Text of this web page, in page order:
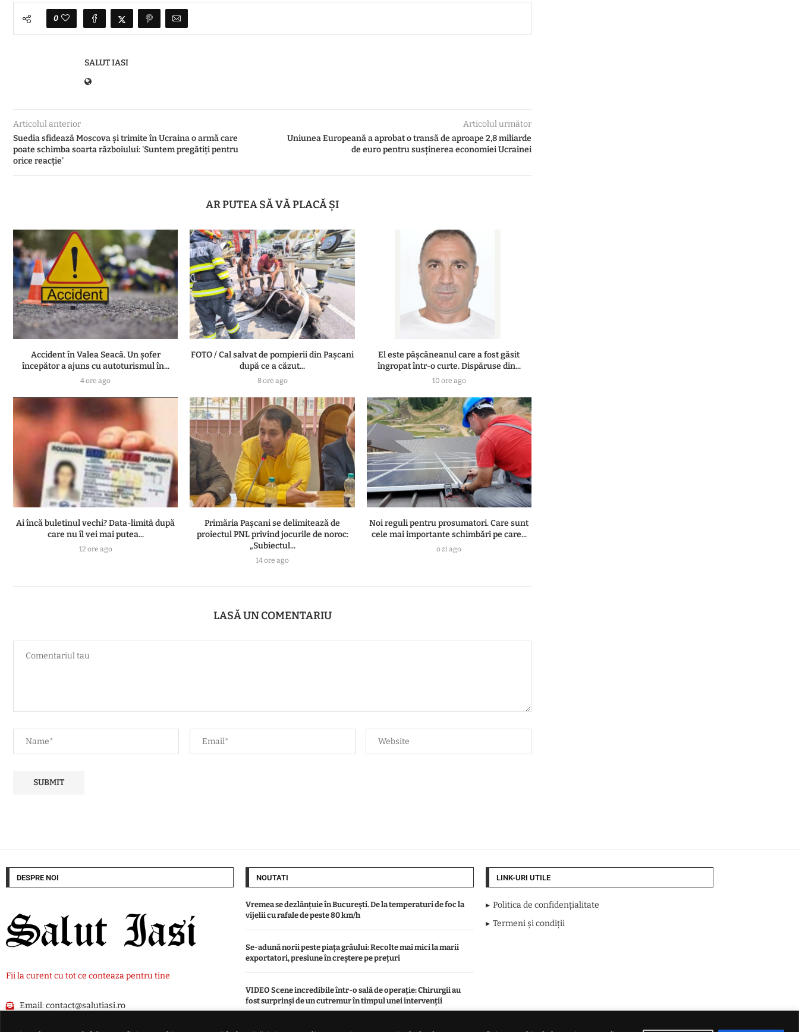
0
SALUT IASI
Articolul anterior
Suedia sfidează Moscova și trimite în Ucraina o armă care
poate schimba soarta războiului: 'Suntem pregătiți pentru
orice reacție'
Articolul următor
Uniunea Europeană a aprobat o transă de aproape 2,8 miliarde
de euro pentru susținerea economiei Ucrainei
AR PUTEA SĂ VĂ PLACĂ ȘI
Accident în Valea Seacă. Un șofer
începător a ajuns cu autoturismul în...
4 ore ago
FOTO / Cal salvat de pompierii din Pașcani
după ce a căzut...
8 ore ago
El este pășcăneanul care a fost găsit
îngropat într-o curte. Dispăruse din...
10 ore ago
Ai încă buletinul vechi? Data-limită după
care nu îl vei mai putea...
12 ore ago
Primăria Pașcani se delimitează de
proiectul PNL privind jocurile de noroc:
„Subiectul...
14 ore ago
Noi reguli pentru prosumatori. Care sunt
cele mai importante schimbări pe care...
o zi ago
LASĂ UN COMENTARIU
DESPRE NOI
Fii la curent cu tot ce conteaza pentru tine
Email:contact@salutiasi.ro
NOUTATI
Vremea se dezlănțuie în București. De la temperaturi de foc la
vijelii cu rafale de peste 80 km/h
Se-adună norii peste piața grâului: Recolte mai mici la marii
exportatori, presiune în creștere pe prețuri
VIDEO Scene incredibile într-o sală de operație: Chirurgii au
fost surprinși de un cutremur în timpul unei intervenții
LINK-URI UTILE
Politica de confidențialitate
Termeni și condiții